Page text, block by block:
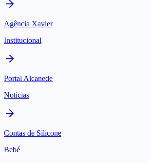
Agência Xavier
Institucional
Portal Alcanede
Notícias
Contas de Silicone
Bebé